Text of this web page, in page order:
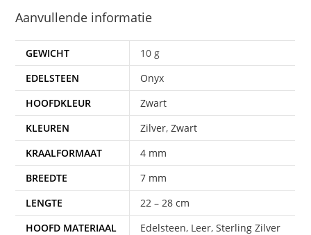
Aanvullende informatie
GEWICHT
10 g
EDELSTEEN
Onyx
HOOFDKLEUR
Zwart
KLEUREN
Zilver,Zwart
KRAALFORMAAT
4 mm
BREEDTE
7 mm
LENGTE
22 – 28 cm
HOOFD MATERIAAL
Edelsteen, Leer,Sterling Zilver